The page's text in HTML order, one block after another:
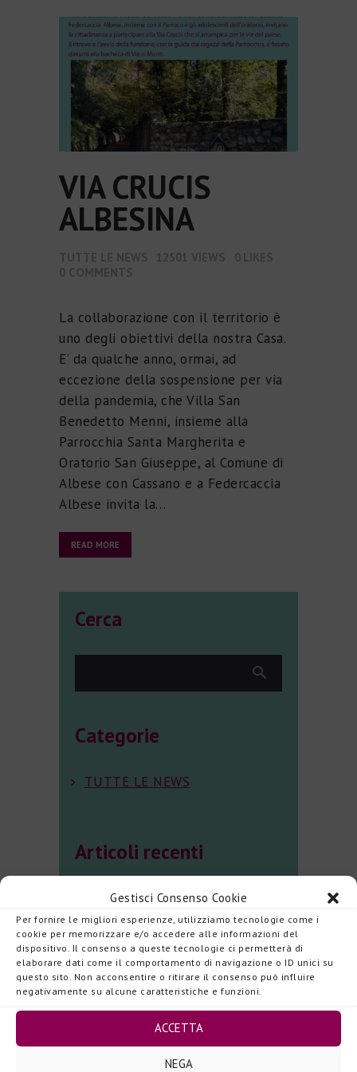
Gestisci Consenso Cookie
Per fornire le migliori esperienze, utilizziamo tecnologie come i
cookie per memorizzare e/o accedere alle informazioni del
dispositivo. Il consenso a queste tecnologie ci permetterà di
elaborare dati come il comportamento di navigazione o ID unici su
questo sito. Non acconsentire o ritirare il consenso può influire
negativamente su alcune caratteristiche e funzioni.
ACCETTA
NEGA
VIA CRUCIS
ALBESINA
La collaborazione con il territorio è
uno degli obiettivi della nostra Casa.
E’ da qualche anno, ormai, ad
eccezione della sospensione per via
della pandemia, che Villa San
Benedetto Menni, insieme alla
Parrocchia Santa Margherita e
Oratorio San Giuseppe, al Comune di
Albese con Cassano e a Federcaccia
Albese invita la…
READ MORE
Cerca
Categorie
TUTTE LE NEWS
Articoli recenti
RSA: CERCASI
PROFESSIONISTI PER
COORDINAMENTO
INFERMIERISTICO
2 AGOSTO, NASCITA AL
CIELO DI MARIA ANGUSTIA